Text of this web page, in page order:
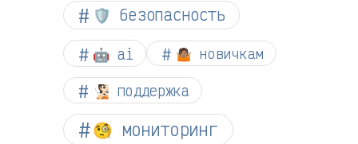
🛡️ безопасность
🤖 ai 🤷🏽 новичкам
🧏🏻 поддержка
🧐 мониторинг